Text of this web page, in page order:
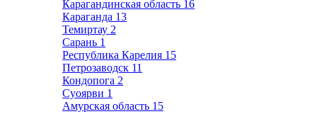
Карагандинская область 16
Караганда 13
Темиртау 2
Сарань 1
Республика Карелия 15
Петрозаводск 11
Кондопога 2
Суоярви 1
Амурская область 15